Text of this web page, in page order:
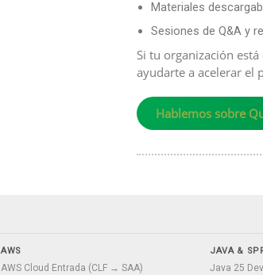
Materiales
Sesiones de Q&A y
Si tu organización
ayudarte a acelerar el
Hablemos sobre
AWS
AWS Cloud Entrada (CLF → SAA)
JAVA &
Java 25